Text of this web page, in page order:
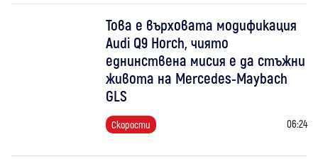
Това е върховата модификация
Audi Q9 Horch, чиято
еднинствена мисия е да стъжни
живота на Mercedes-Maybach
GLS
Скорости 06:24